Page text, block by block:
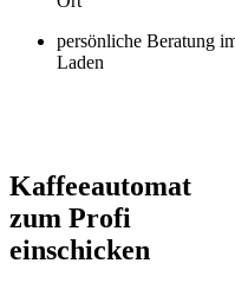
persönliche Beratung
Laden
Kaffeeautomat
zum Profi
einschicken